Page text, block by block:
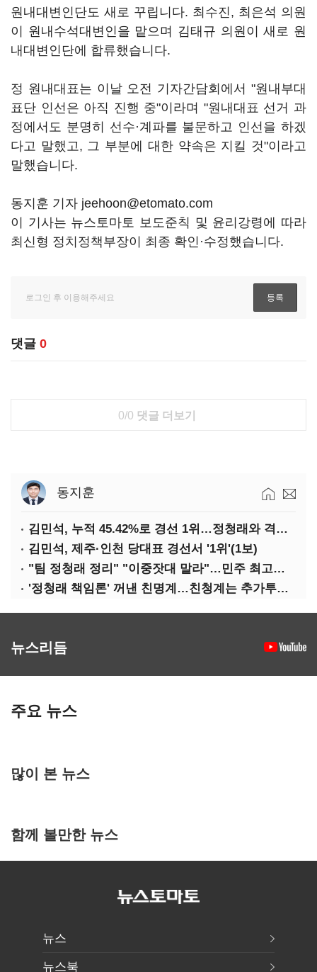
원내대변인단도 새로 꾸립니다. 최수진, 최은석 의원
이 원내수석대변인을 맡으며 김태규 의원이 새로 원
내대변인단에 합류했습니다.
정 원내대표는 이날 오전 기자간담회에서 "원내부대
표단 인선은 아직 진행 중"이라며 "원내대표 선거 과
정에서도 분명히 선수·계파를 불문하고 인선을 하겠
다고 말했고, 그 부분에 대한 약속은 지킬 것"이라고
말했습니다.
동지훈 기자 jeehoon@etomato.com
이 기사는 뉴스토마토 보도준칙 및 윤리강령에 따라
최신형 정치정책부장이 최종 확인·수정했습니다.
댓글 0
0/0 댓글 더보기
동지훈
김민석, 누적 45.42%로 경선 1위…정청래와 격차 0.86%p(2보)
김민석, 제주·인천 당대표 경선서 '1위'(1보)
"팀 정청래 정리" "이중잣대 말라"…민주 최고위원 계파 다툼 격화
'정청래 책임론' 꺼낸 친명계…친청계는 추가투표 때리기
뉴스리듬
주요 뉴스
많이 본 뉴스
함께 볼만한 뉴스
뉴스
뉴스북